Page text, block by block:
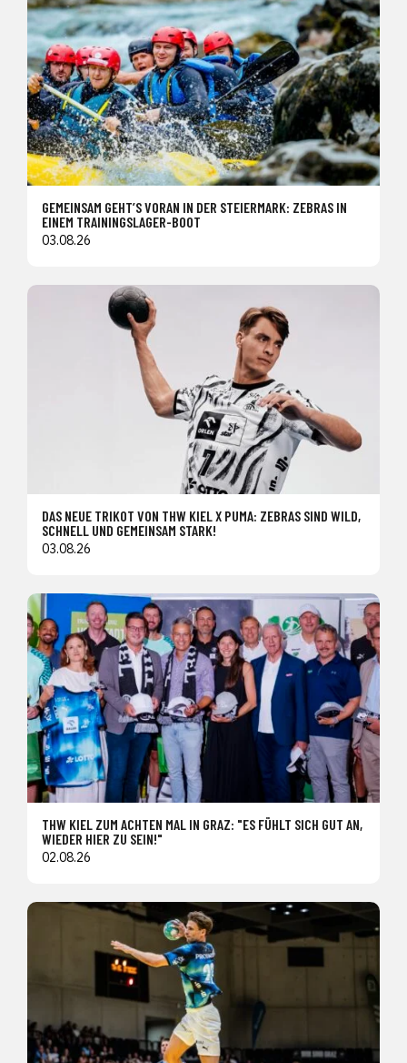
GEMEINSAM GEHT’S VORAN IN DER STEIERMARK: ZEBRAS IN
EINEM TRAININGSLAGER-BOOT
03.08.26
DAS NEUE TRIKOT VON THW KIEL X PUMA: ZEBRAS SIND WILD,
SCHNELL UND GEMEINSAM STARK!
03.08.26
THW KIEL ZUM ACHTEN MAL IN GRAZ: "ES FÜHLT SICH GUT AN,
WIEDER HIER ZU SEIN!"
02.08.26